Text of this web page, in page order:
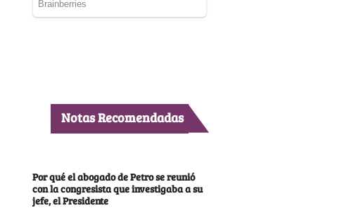
Notas Recomendadas
Por qué el abogado de Petro se reunió
con la congresista que investigaba a su
jefe, el Presidente